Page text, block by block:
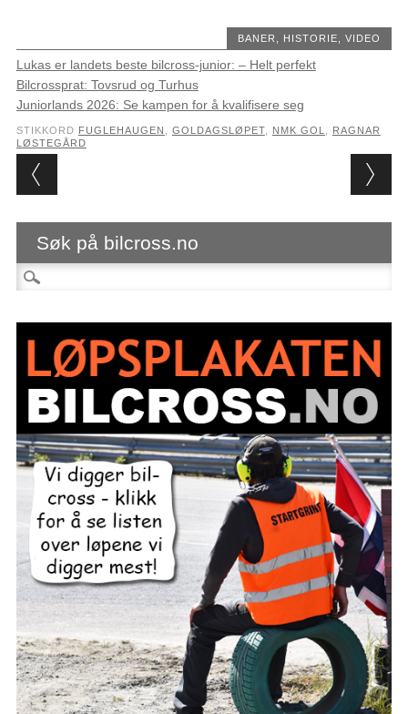
BANER HISTORIE ,VIDEO
Lukas er landets beste bilcross-junior: – Helt perfekt
Bilcrossprat: Tovsrud og Turhus
Juniorlands 2026: Se kampen for å kvalifisere seg
STIKKORD FUGLEHAUGEN GOLDAGSLØPET, NMK GOL
RAGNAR
LØSTEGÅRD
Post navigation
Søk på bilcross.no
Søk etter: